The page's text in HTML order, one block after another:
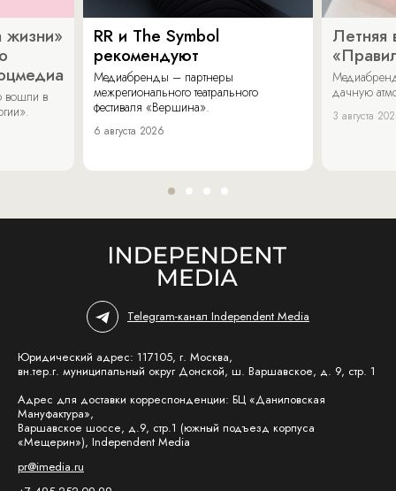
жизни»
вошли в
RR и The Symbol
рекомендуют
Медиабренды – партнеры
межрегионального театрального
фестиваля «Вершина».
6 августа 2026
Летняя
дачную
3 августа
Telegram-канал Independent Media
Юридический адрес: 117105, г. Москва,
вн.тер.г. муниципальный округ Донской, ш. Варшавское, д. 9, стр. 1
Адрес для доставки корреспонденции: БЦ «Даниловская
Мануфактура»,
Варшавское шоссе, д.9, стр.1 (южный подъезд корпуса
«Мещерин»), Independent Media
pr@imedia.ru